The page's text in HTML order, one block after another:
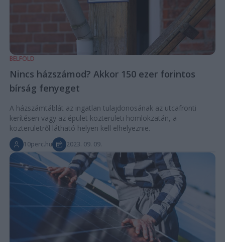
BELFÖLD
Nincs házszámod? Akkor 150 ezer forintos
bírság fenyeget
A házszámtáblát az ingatlan tulajdonosának az utcafronti
kerítésen vagy az épület közterületi homlokzatán, a
közterületről látható helyen kell elhelyeznie.
10perc.hu 2023. 09. 09.